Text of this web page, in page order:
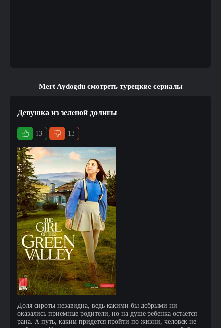
Mert Aydogdu смотреть турецкие сериалы
Девушка из зеленой долины
13 13
Доля сироты незавидна, ведь какими бы добрыми ни
оказались приемные родители, но на душе ребенка остается
рана. А путь, каким придется пройти по жизни, человек не